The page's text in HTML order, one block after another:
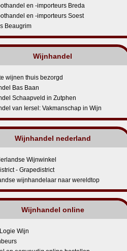
en -importeurs Breda
en -importeurs Soest
Beaugrim
Wijnhandel
wijnen thuis bezorgd
Bas Baan
Schaapveld in Zutphen
van Iersel: Vakmanschap in Wijn
Wijnhandel nederland
Wijnwinkel
- Grapedistrict
wijnhandelaar naar wereldtop
Wijnhandel online
Wijn